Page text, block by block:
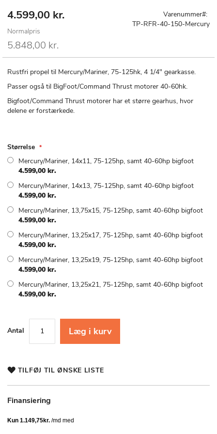
Special
4.599,00 kr.
Normalpris
5.848,00 kr.
Varenummer
TP-RFR-40-150-Mercury
Rustfri propel til Mercury/Mariner, 75-125hk, 4 1/4" gearkasse.
Passer også til BigFoot/Command Thrust motorer 40-60hk.
Bigfoot/Command Thrust motorer har et større gearhus, hvor
delene er forstærkede.
Størrelse
Mercury/Mariner, 14x11, 75-125hp, samt 40-60hp bigfoot
4.599,00 kr.
Mercury/Mariner, 14x13, 75-125hp, samt 40-60hp bigfoot
4.599,00 kr.
Mercury/Mariner, 13,75x15, 75-125hp, samt 40-60hp bigfoot
4.599,00 kr.
Mercury/Mariner, 13,25x17, 75-125hp, samt 40-60hp bigfoot
4.599,00 kr.
Mercury/Mariner, 13,25x19, 75-125hp, samt 40-60hp bigfoot
4.599,00 kr.
Mercury/Mariner, 13,25x21, 75-125hp, samt 40-60hp bigfoot
4.599,00 kr.
Antal Læg i kurv
TILFØJ TIL ØNSKE LISTE
Finansiering
Gå
starten
af
billedgalleriet